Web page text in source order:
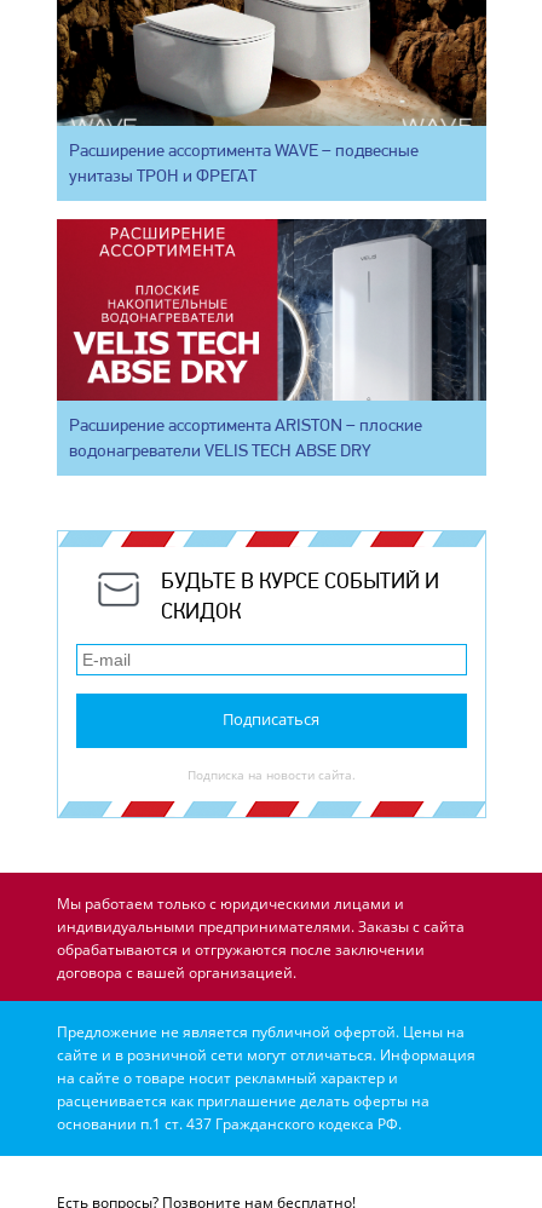
Расширение ассортимента WAVE – подвесные
унитазы ТРОН и ФРЕГАТ
Расширение ассортимента ARISTON – плоские
водонагреватели VELIS TECH ABSE DRY
БУДЬТЕ В КУРСЕ СОБЫТИЙ И
СКИДОК
Подписаться
Подписка на новости сайта.
Мы работаем только с юридическими лицами и
индивидуальными предпринимателями. Заказы с сайта
обрабатываются и отгружаются после заключении
договора с вашей организацией.
Предложение не является публичной офертой. Цены на
сайте и в розничной сети могут отличаться. Информация
на сайте о товаре носит рекламный характер и
расценивается как приглашение делать оферты на
основании п.1 ст. 437 Гражданского кодекса РФ.
Есть вопросы? Позвоните нам бесплатно!